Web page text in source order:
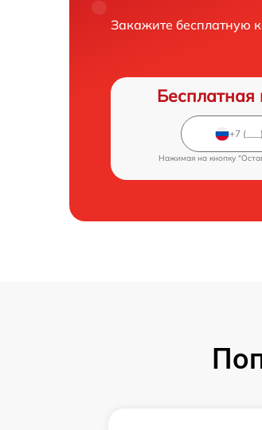
Закажите бесплатную
Бесплатная
Нажимая на кнопку